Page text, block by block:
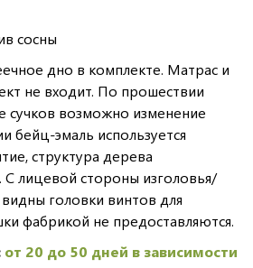
сосны
дно в комплекте. Матрас и
не входит. По прошествии
сучков возможно изменение
бейц-эмаль используется
структура дерева
С лицевой стороны изголовья/
головки винтов для
фабрикой не предоставляются.
от 20 до 50 дней в зависимости